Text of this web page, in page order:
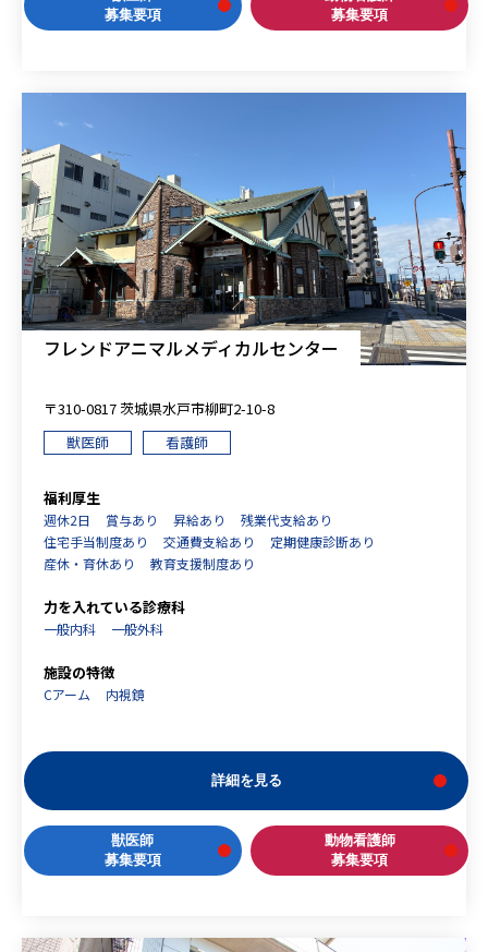
募集要項
募集要項
フレンドアニマルメディカルセンター
〒310-0817 茨城県水戸市柳町2-10-8
獣医師
看護師
福利厚生
週休2日 賞与あり 昇給あり
残業代支給あり
住宅手当制度あり
交通費支給あり
定期健康診断あり
産休・育休あり
教育支援制度あり
力を入れている診療科
一般内科 一般外科
施設の特徴
Cアーム 内視鏡
詳細を見る
獣医師
募集要項
動物看護師
募集要項